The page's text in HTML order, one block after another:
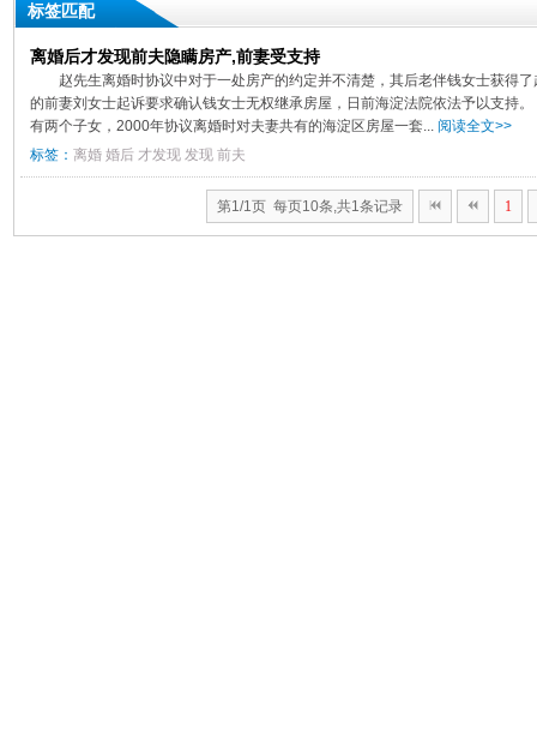
标签匹配
离婚后才发现前夫隐瞒房产,前妻受支持
赵先生离婚时协议中对于一处房产的约定并不清楚，其后老伴钱女士获得
的前妻刘女士起诉要求确认钱女士无权继承房屋，日前海淀法院依法予以支
有两个子女，2000年协议离婚时对夫妻共有的海淀区房屋一套... 阅读全文>>
标签： 离婚 婚后 才发现 发现 前夫
第1/1页 每页10条,共1条记录 1